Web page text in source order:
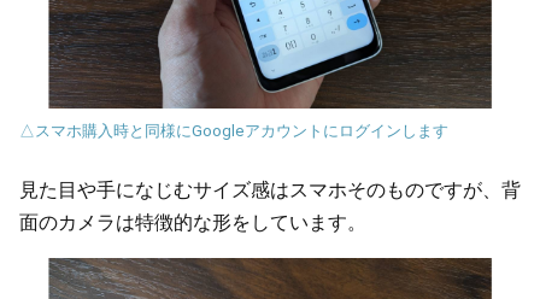
△スマホ購入時と同様にGoogleアカウントにログインします
見た目や手になじむサイズ感はスマホそのものですが、背
面のカメラは特徴的な形をしています。